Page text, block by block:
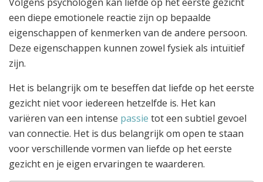
Volgens psychologen kan liefde op het eerste gezicht
een diepe emotionele reactie zijn op bepaalde
eigenschappen of kenmerken van de andere persoon.
Deze eigenschappen kunnen zowel fysiek als intuïtief
zijn.
Het is belangrijk om te beseffen dat liefde op het eerste
gezicht niet voor iedereen hetzelfde is. Het kan
variëren van een intense passie tot een subtiel gevoel
van connectie. Het is dus belangrijk om open te staan
voor verschillende vormen van liefde op het eerste
gezicht en je eigen ervaringen te waarderen.